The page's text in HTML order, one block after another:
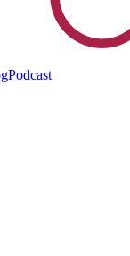
Podcast